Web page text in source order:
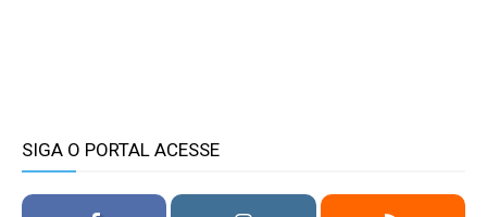
SIGA O PORTAL ACESSE